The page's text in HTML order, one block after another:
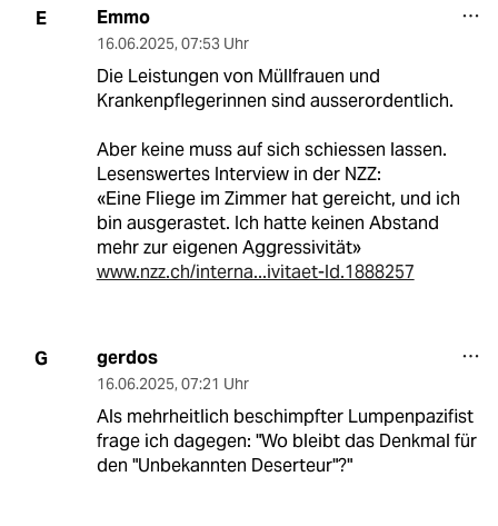
E Emmo
16.06.2025, 07:53 Uhr
Die Leistungen von Müllfrauen und
Krankenpflegerinnen sind ausserordentlich.
Aber keine muss auf sich schiessen lassen.
Lesenswertes Interview in der NZZ:
«Eine Fliege im Zimmer hat gereicht, und ich
bin ausgerastet. Ich hatte keinen Abstand
mehr zur eigenen Aggressivität»
www.nzz.ch/interna...ivitaet-ld.1888257
G gerdos
16.06.2025, 07:21 Uhr
Als mehrheitlich beschimpfter Lumpenpazifist
frage ich dagegen: "Wo bleibt das Denkmal für
den "Unbekannten Deserteur"?"